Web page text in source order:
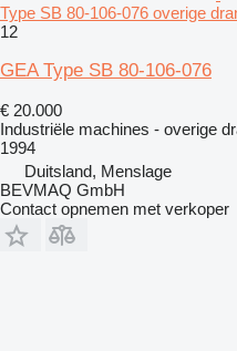
Type SB 80-106-076 overige
12
GEA Type SB 80-106-076
€ 20.000
Industriële machines - overige
1994
Duitsland, Menslage
BEVMAQ GmbH
Contact opnemen met verkoper